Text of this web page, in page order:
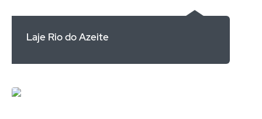
Laje Rio do Azeite